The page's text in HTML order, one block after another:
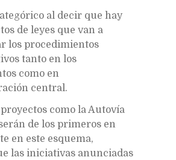
al decir que hay
de leyes que van a
los procedimientos
tanto en los
como en
central.
como la Autovía
de los primeros en
en este esquema,
las iniciativas anunciadas